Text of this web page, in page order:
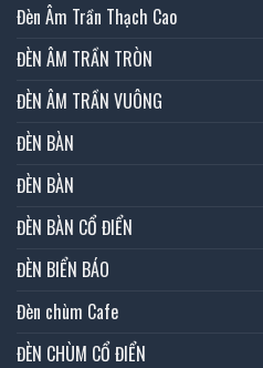
Đèn Âm Trần Thạch Cao
ĐÈN ÂM TRẦN TRÒN
ĐÈN ÂM TRẦN VUÔNG
ĐÈN BÀN
ĐÈN BÀN
ĐÈN BÀN CỔ ĐIỂN
ĐÈN BIỂN BÁO
Đèn chùm Cafe
ĐÈN CHÙM CỔ ĐIỂN